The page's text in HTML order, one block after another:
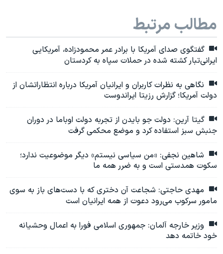
مطالب مرتبط
گفتگوی صدای آمریکا با برادر عمر محمودزاده، آمریکایی
ایرانی‌تبار کشته شده در حملات سپاه به کردستان
نگاهی به نظرات کاربران و ایرانیان آمریکا درباره انتظاراتشان از
دولت آمریکا؛ گزارش رزیتا ایراندوست
گیتا آرین: دولت جو بایدن از تجربه دولت اوباما در دوران
جنبش سبز استفاده کرد و موضع محکمی گرفت
شاهین نجفی: «من سیاسی نیستم» دیگر موضوعیت ندارد؛
سکوت همدستی است و به ضرر همه ما
مهدی حاجتی: شجاعت آن دختری که با دست‌های باز به سوی
مامور سرکوب می‌رود دعوت از همه ایرانیان است
وزیر خارجه آلمان: جمهوری اسلامی فورا به اعمال وحشیانه
خود خاتمه دهد